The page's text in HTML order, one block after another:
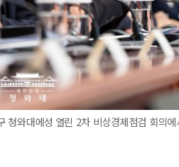
와대에성 열린 2차 비상경제점검 회의